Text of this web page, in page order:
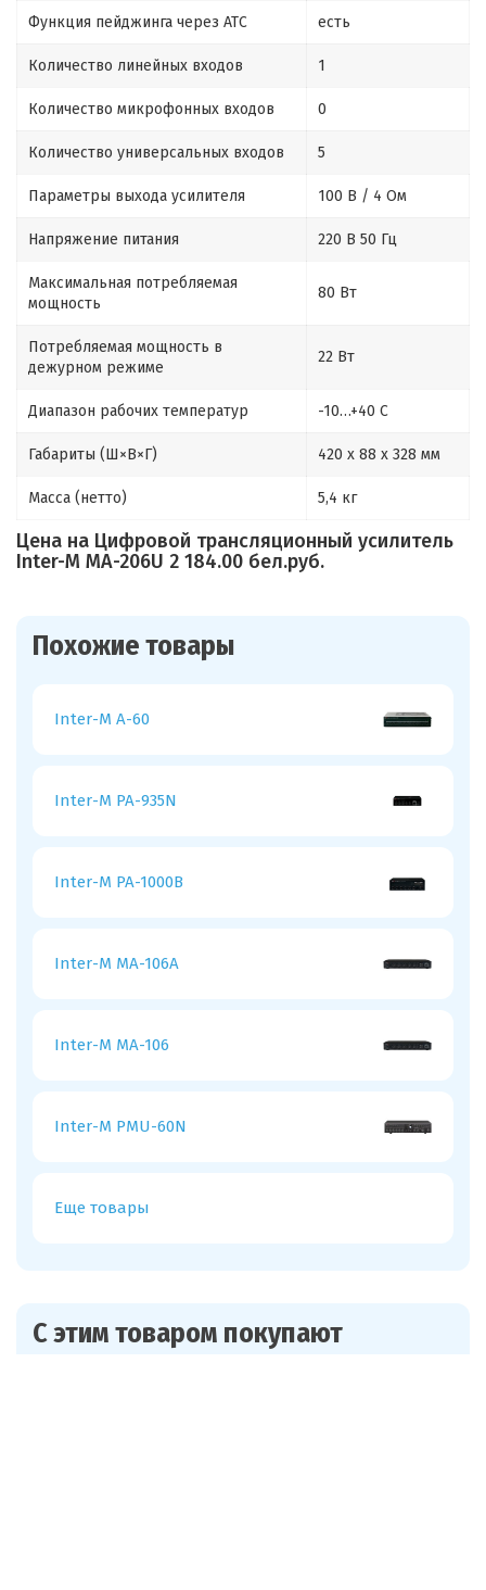
Функция пейджинга через АТС есть
Количество линейных входов 1
Количество микрофонных входов 0
Количество универсальных входов 5
Параметры выхода усилителя 100 В / 4 Ом
Напряжение питания 220 В 50 Гц
Максимальная потребляемая
мощность
80 Вт
Потребляемая мощность в
дежурном режиме
22 Вт
Диапазон рабочих температур -10…+40 С
Габариты (Ш×В×Г) 420 x 88 x 328 мм
Масса (нетто) 5,4 кг
Цена на Цифровой трансляционный усилитель
Inter-M MA-206U 2 184.00 бел.руб.
Похожие товары
Inter-M A-60
Inter-M PA-935N
Inter-M PA-1000B
Inter-M MA-106A
Inter-M MA-106
Inter-M PMU-60N
Еще товары
С этим товаром покупают